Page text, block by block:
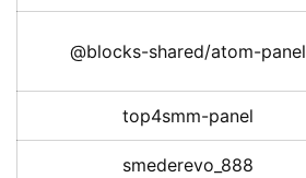
@blocks-shared/atom-panel
top4smm-panel
smederevo_888